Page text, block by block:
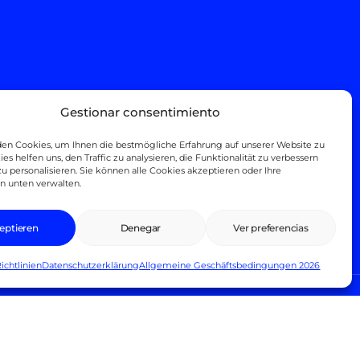
Gestionar consentimiento
Cookies, um Ihnen die bestmögliche Erfahrung auf unserer Website zu
helfen uns, den Traffic zu analysieren, die Funktionalität zu verbessern
personalisieren. Sie können alle Cookies akzeptieren oder Ihre
unten verwalten.
Denegar Ver preferencias
DatenschutzerklärungAllgemeine Geschäftsbedingungen 2026
Über uns
Engagement
FAQs
Reservierungen